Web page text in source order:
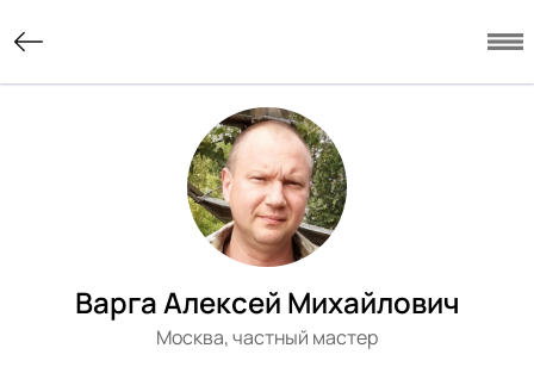
Варга Алексей Михайлович
Москва,частный мастер